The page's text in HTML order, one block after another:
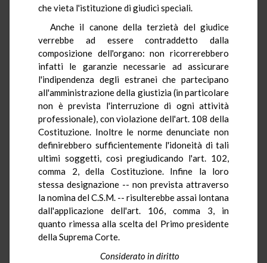
che vieta l'istituzione di giudici speciali.
Anche il canone della terzietà del giudice
verrebbe ad essere contraddetto dalla
composizione dell'organo: non ricorrerebbero
infatti le garanzie necessarie ad assicurare
l'indipendenza degli estranei che partecipano
all'amministrazione della giustizia (in particolare
non è prevista l'interruzione di ogni attività
professionale), con violazione dell'art. 108 della
Costituzione. Inoltre le norme denunciate non
definirebbero sufficientemente l'idoneità di tali
ultimi soggetti, così pregiudicando l'art. 102,
comma 2, della Costituzione. Infine la loro
stessa designazione -- non prevista attraverso
la nomina del C.S.M. -- risulterebbe assai lontana
dall'applicazione dell'art. 106, comma 3, in
quanto rimessa alla scelta del Primo presidente
della Suprema Corte.
Considerato in diritto